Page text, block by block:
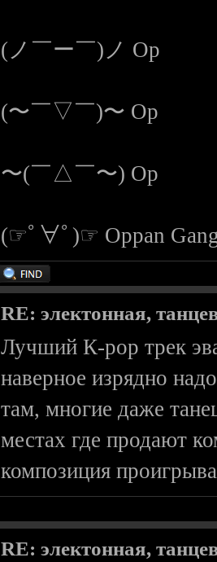
(ノ￣ー￣)ノ Op
(〜￣▽￣)〜 Op
〜(￣△￣〜) Op
(☞ﾟ∀ﾟ)☞ Oppan
RE: электонная,
Лучший К-рор трек
наверное изрядно
там, многие даже
местах где продают
композиция
RE: электонная,